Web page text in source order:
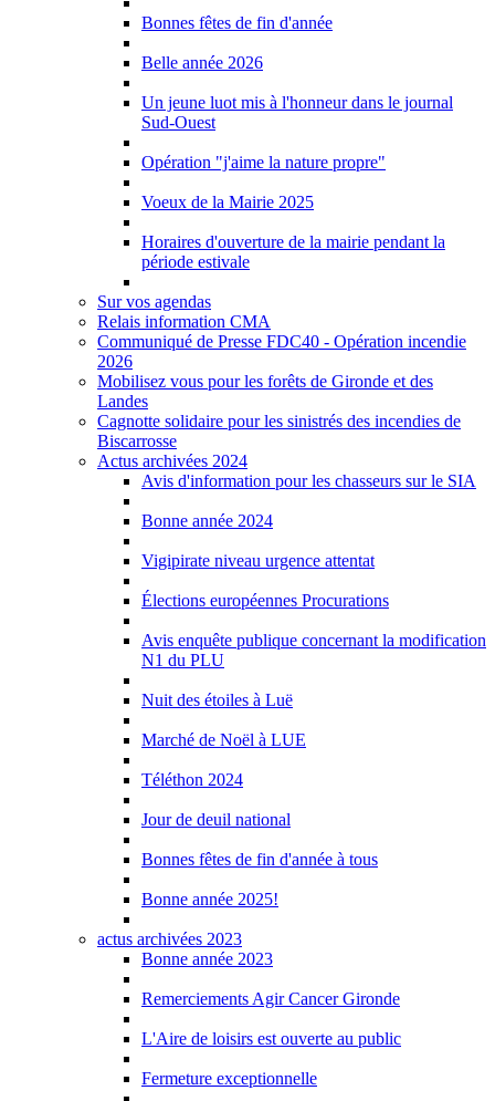
Bonnes fêtes de fin d'année
Belle année 2026
Un jeune luot mis à l'honneur dans le journal
Sud-Ouest
Opération "j'aime la nature propre"
Voeux de la Mairie 2025
Horaires d'ouverture de la mairie pendant la
période estivale
Sur vos agendas
Relais information CMA
Communiqué de Presse FDC40 - Opération incendie
2026
Mobilisez vous pour les forêts de Gironde et des
Landes
Cagnotte solidaire pour les sinistrés des incendies de
Biscarrosse
Actus archivées 2024
Avis d'information pour les chasseurs sur le SIA
Bonne année 2024
Vigipirate niveau urgence attentat
Élections européennes Procurations
Avis enquête publique concernant la modification
N1 du PLU
Nuit des étoiles à Luë
Marché de Noël à LUE
Téléthon 2024
Jour de deuil national
Bonnes fêtes de fin d'année à tous
Bonne année 2025!
actus archivées 2023
Bonne année 2023
Remerciements Agir Cancer Gironde
L'Aire de loisirs est ouverte au public
Fermeture exceptionnelle